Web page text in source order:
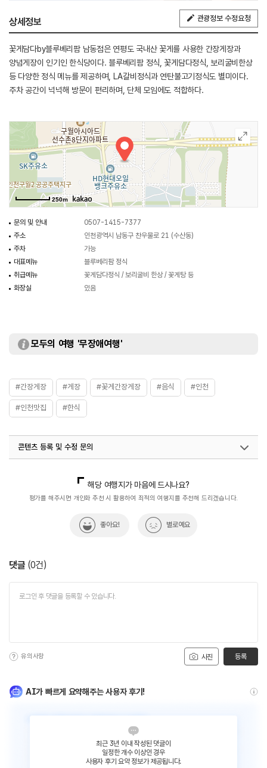
상세정보 관광정보 수정요청
꽃게담다by블루베리팜 남동점은 연평도 국내산 꽃게를 사용한 간장게장과
양념게장이 인기인 한식당이다. 블루베리팜 정식, 꽃게담다정식, 보리굴비한상
등 다양한 정식 메뉴를 제공하며, LA갈비정식과 연탄불고기정식도 별미이다.
주차 공간이 넉넉해 방문이 편리하며, 단체 모임에도 적합하다.
250m
문의 및 안내
0507-1415-7377
주소
인천광역시 남동구 찬우물로 21 (수산동)
주차
가능
대표메뉴
블루베리팜 정식
취급메뉴
꽃게담다정식 / 보리굴비 한상 / 꽃게탕 등
화장실
있음
모두의 여행 '무장애여행'
#간장게장 #게장 #꽃게간장게장 #음식 #인천
#인천맛집 #한식
콘텐츠 등록 및 수정 문의
해당 여행지가 마음에 드시나요?
평가를 해주시면 개인화 추천 시 활용하여 최적의 여행지를 추천해 드리겠습니다.
좋아요! 별로예요
댓글 (0건)
사진
유의사항 등록
AI가 빠르게 요약해주는 사용자 후기!
최근 3년 이내 작성된 댓글이
일정한 개수 이상인 경우
사용자 후기 요약 정보가 제공됩니다.